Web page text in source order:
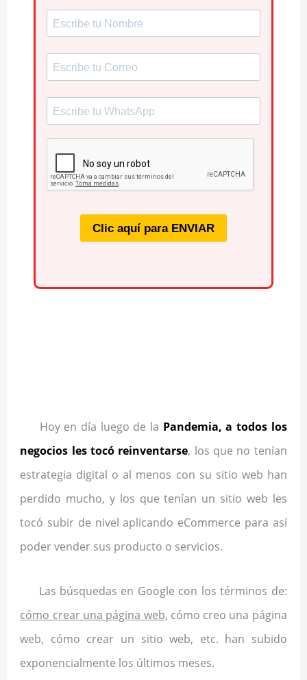
Hoy en día luego de la Pandemia, a todos los
negocios les tocó reinventarse, los que no tenían
estrategia digital o al menos con su sitio web han
perdido mucho, y los que tenían un sitio web les
tocó subir de nivel aplicando eCommerce para así
poder vender sus producto o servicios.
Las búsquedas en Google con los términos de:
cómo crear una página web, cómo creo una página
web, cómo crear un sitio web, etc. han subido
exponencialmente los últimos meses.